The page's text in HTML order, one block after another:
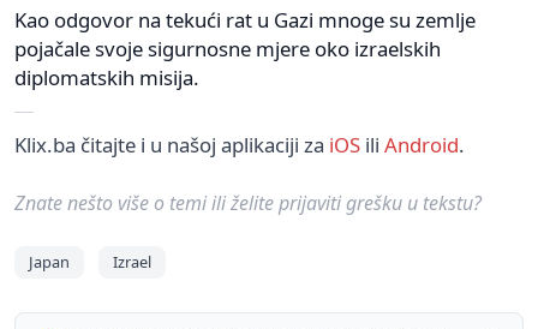
Kao odgovor na tekući rat u Gazi mnoge su zemlje
pojačale svoje sigurnosne mjere oko izraelskih
diplomatskih misija.
Klix.ba čitajte i u našoj aplikaciji za iOS ili Android.
Znate nešto više o temi ili želite prijaviti grešku u tekstu?
Japan Izrael